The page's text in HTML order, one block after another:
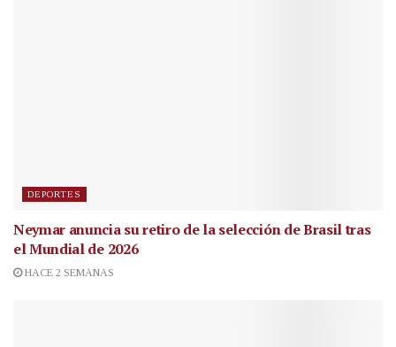
DEPORTES
Neymar anuncia su retiro de la selección de Brasil tras
el Mundial de 2026
HACE 2 SEMANAS